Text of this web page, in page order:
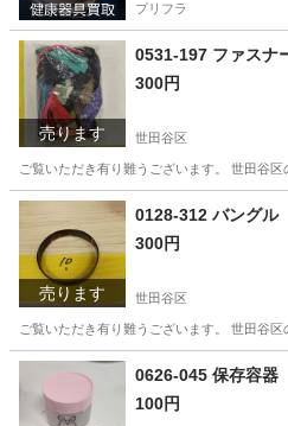
プリフラ
売ります
0531-197 ファスナ
300円
世田谷区
ご覧いただき有り難うございます。 世⽥⾕
東京 世田谷区 リユース
売ります
0128-312 バング
300円
世田谷区
ご覧いただき有り難うございます。 世⽥⾕
東京 世田谷区 リユース
0626-045 保存容器
100円